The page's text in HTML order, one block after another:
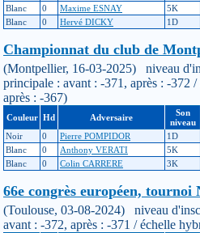
Blanc
0 Maxime ESNAY 5K
Blanc
0 Hervé DICKY 1D
Championnat du club de
(Montpellier, 16-03-2025) niveau
principale : avant : -371, après : -372
après : -367)
Couleur Hd Adversaire
Son
niveau
Noir
0 Pierre POMPIDOR 1D
Blanc
0 Anthony VERATI 5K
Blanc
0 Colin CARRERE 3K
66e congrès européen, tournoi
(Toulouse, 03-08-2024) niveau
avant : -372, après : -371 / échelle